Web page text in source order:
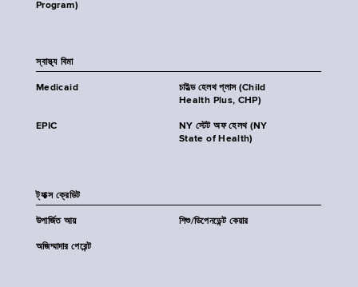
Program)
স্বাস্থ্য বিমা
Medicaid
চাইল্ড হেলথ প্লাস (Child
Health Plus, CHP)
EPIC
NY স্টেট অফ হেলথ (NY
State of Health)
ট্যাক্স ক্রেডিট
উপার্জিত আয় শিশু/ডিপেনডেন্ট কেয়ার
অজিম্মাদার পেরেন্ট